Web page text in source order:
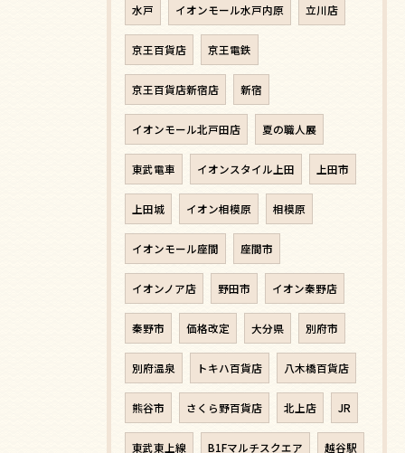
水戸 イオンモール水戸内原 立川店
京王百貨店 京王電鉄
京王百貨店新宿店 新宿
イオンモール北戸田店 夏の職人展
東武電車 イオンスタイル上田 上田市
上田城 イオン相模原 相模原
イオンモール座間 座間市
イオンノア店 野田市 イオン秦野店
秦野市 価格改定 大分県 別府市
別府温泉 トキハ百貨店 八木橋百貨店
熊谷市 さくら野百貨店 北上店 JR
東武東上線 B1Fマルチスクエア 越谷駅